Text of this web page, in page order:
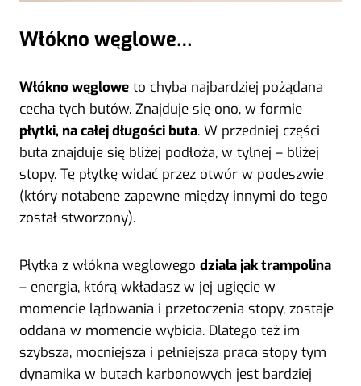
Włókno węglowe…
Włókno węglowe to chyba najbardziej pożądana
cecha tych butów. Znajduje się ono, w formie
płytki, na całej długości buta. W przedniej części
buta znajduje się bliżej podłoża, w tylnej – bliżej
stopy. Tę płytkę widać przez otwór w podeszwie
(który notabene zapewne między innymi do tego
został stworzony).
Płytka z włókna węglowego działa jak trampolina
– energia, którą wkładasz w jej ugięcie w
momencie lądowania i przetoczenia stopy, zostaje
oddana w momencie wybicia. Dlatego też im
szybsza, mocniejsza i pełniejsza praca stopy tym
dynamika w butach karbonowych jest bardziej